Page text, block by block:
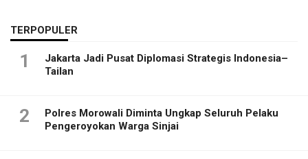
TERPOPULER
1
Jakarta Jadi Pusat Diplomasi Strategis Indonesia–
Tailan
2
Polres Morowali Diminta Ungkap Seluruh Pelaku
Pengeroyokan Warga Sinjai